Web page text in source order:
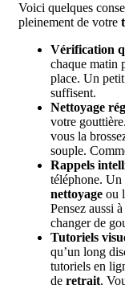
Voici quelques
pleinement de votre
Vérification
chaque matin
place. Un
suffisent.
Nettoyage
votre
vous la
souple.
Rappels
téléphone. Un
nettoyage ou
Pensez aussi
changer de
Tutoriels
qu’un long
tutoriels en
de retrait.